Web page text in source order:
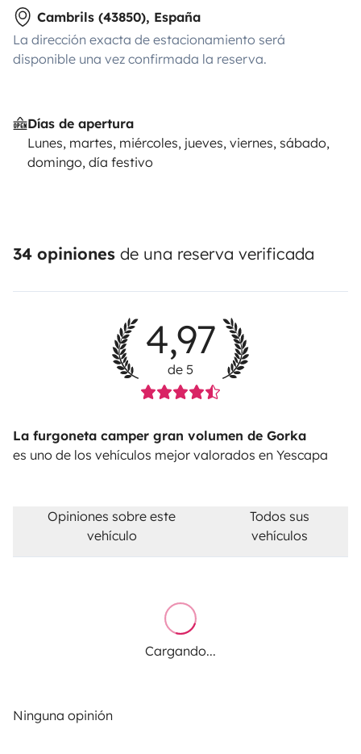
Cambrils (43850), España
La dirección exacta de estacionamiento será
disponible una vez confirmada la reserva.
Días de apertura
Lunes, martes, miércoles, jueves, viernes, sábado,
domingo, día festivo
34 opiniones de una reserva verificada
4,97
de 5
La furgoneta camper gran volumen de Gorka
es uno de los vehículos mejor valorados en Yescapa
Opiniones sobre este
vehículo
Todos sus
vehículos
Cargando...
Ninguna opinión